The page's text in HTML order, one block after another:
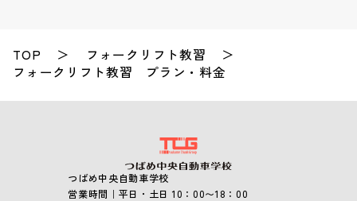
TOP
フォークリフト教習
フォークリフト教習 プラン・料金
つばめ中央自動車学校
営業時間
平日・土日 10：00〜18：00